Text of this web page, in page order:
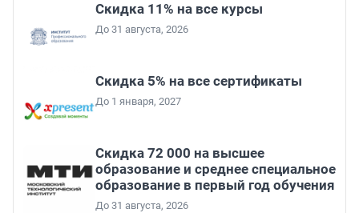
Скидка 11% на все курсы
До 31 августа, 2026
Скидка 5% на все сертификаты
До 1 января, 2027
Скидка 72 000 на высшее
образование и среднее специальное
образование в первый год обучения
До 31 августа, 2026